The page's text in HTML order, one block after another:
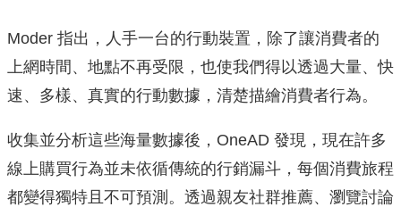
Moder 指出，人手一台的行動裝置，除了讓消費者的
上網時間、地點不再受限，也使我們得以透過大量、快
速、多樣、真實的行動數據，清楚描繪消費者行為。
收集並分析這些海量數據後，OneAD 發現，現在許多
線上購買行為並未依循傳統的行銷漏斗，每個消費旅程
都變得獨特且不可預測。透過親友社群推薦、瀏覽討論